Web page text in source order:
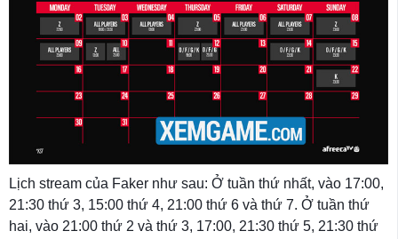
Lịch stream của Faker như sau: Ở tuần thứ nhất, vào 17:00,
21:30 thứ 3, 15:00 thứ 4, 21:00 thứ 6 và thứ 7. Ở tuần thứ
hai, vào 21:00 thứ 2 và thứ 3, 17:00, 21:30 thứ 5, 21:30 thứ